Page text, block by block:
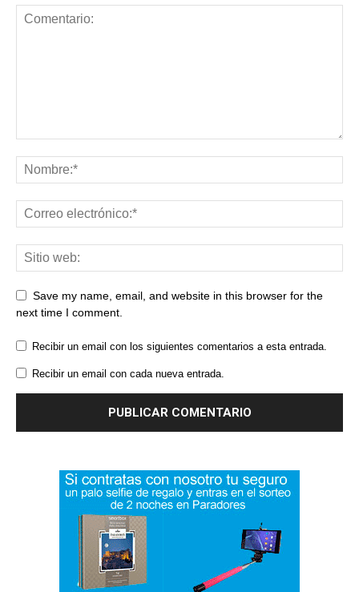
Save my name, email, and website in this browser for the
next time I comment.
Recibir un email con los siguientes comentarios a esta entrada.
Recibir un email con cada nueva entrada.